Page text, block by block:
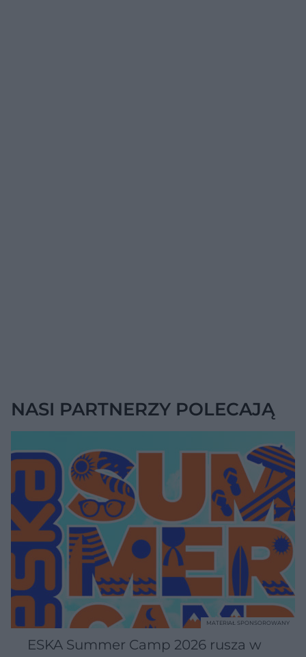
NASI PARTNERZY POLECAJĄ
ESKA Summer Camp 2026 rusza w
MATERIAŁ SPONSOROWANY